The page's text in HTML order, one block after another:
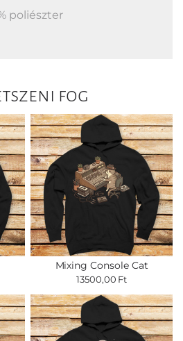
poliészter
fog
Mixing Console Cat
13500,00 Ft